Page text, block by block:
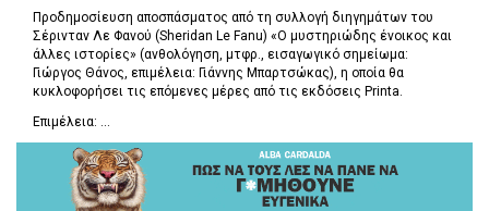
Προδημοσίευση αποσπάσματος από τη συλλογή διηγημάτων του
Σέρινταν Λε Φανού (Sheridan Le Fanu) «Ο μυστηριώδης ένοικος και
άλλες ιστορίες» (ανθολόγηση, μτφρ., εισαγωγικό σημείωμα:
Γιώργος Θάνος, επιμέλεια: Γιάννης Μπαρτσώκας), η οποία θα
κυκλοφορήσει τις επόμενες μέρες από τις εκδόσεις Printa.
Επιμέλεια: ...